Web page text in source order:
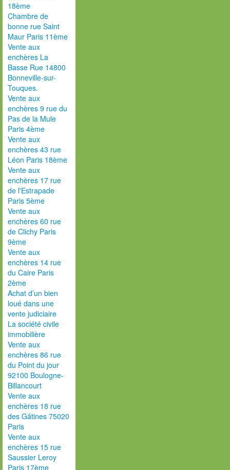
18ème
Chambre de
bonne rue Saint
Maur Paris 11ème
Vente aux
enchères La
Basse Rue 14800
Bonneville-sur-
Touques.
Vente aux
enchères 9 rue du
Pas de la Mule
Paris 4ème
Vente aux
enchères 43 rue
Léon Paris 18ème
Vente aux
enchères 17 rue
de l'Estrapade
Paris 5ème
Vente aux
enchères 60 rue
de Clichy Paris
9ème
Vente aux
enchères 14 rue
du Caire Paris
2ème
Achat d’un bien
loué dans une
vente judiciaire
La société civile
immobilière
Vente aux
enchères 86 rue
du Point du jour
92100 Boulogne-
Billancourt
Vente aux
enchères 18 rue
des Gâtines 75020
Paris
Vente aux
enchères 15 rue
Saussier Leroy
Paris 17ème